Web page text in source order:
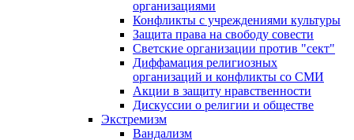
организациями
Конфликты с учреждениями культуры
Защита права на свободу совести
Светские организации против "сект"
Диффамация религиозных
организаций и конфликты со СМИ
Акции в защиту нравственности
Дискуссии о религии и обществе
Экстремизм
Вандализм